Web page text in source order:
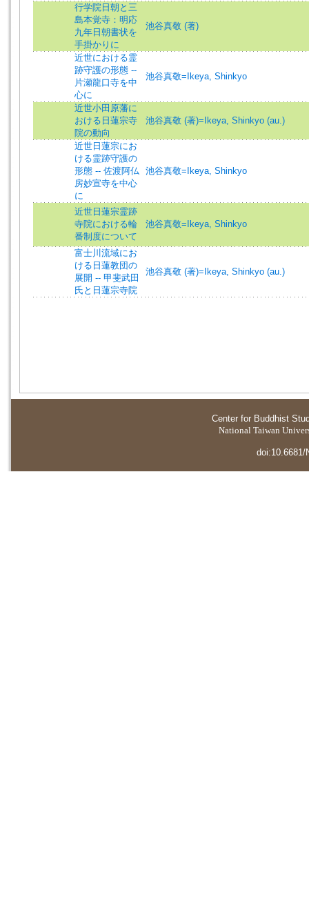
行学院日朝と三
島本覚寺：明応
九年日朝書状を
手掛かりに
池谷真敬 (著)
近世における霊
跡守護の形態 --
片瀬龍口寺を中
心に
池谷真敬=Ikeya, Shinkyo
近世小田原藩に
おける日蓮宗寺
院の動向
池谷真敬 (著)=Ikeya, Shinkyo (au.)
近世日蓮宗にお
ける霊跡守護の
形態 -- 佐渡阿仏
房妙宣寺を中心
に
池谷真敬=Ikeya, Shinkyo
近世日蓮宗霊跡
寺院における輪
番制度について
池谷真敬=Ikeya, Shinkyo
富士川流域にお
ける日蓮教団の
展開 -- 甲斐武田
氏と日蓮宗寺院
池谷真敬 (著)=Ikeya, Shinkyo (au.)
Center for Buddhist
National Taiwan
doi:10.6681/